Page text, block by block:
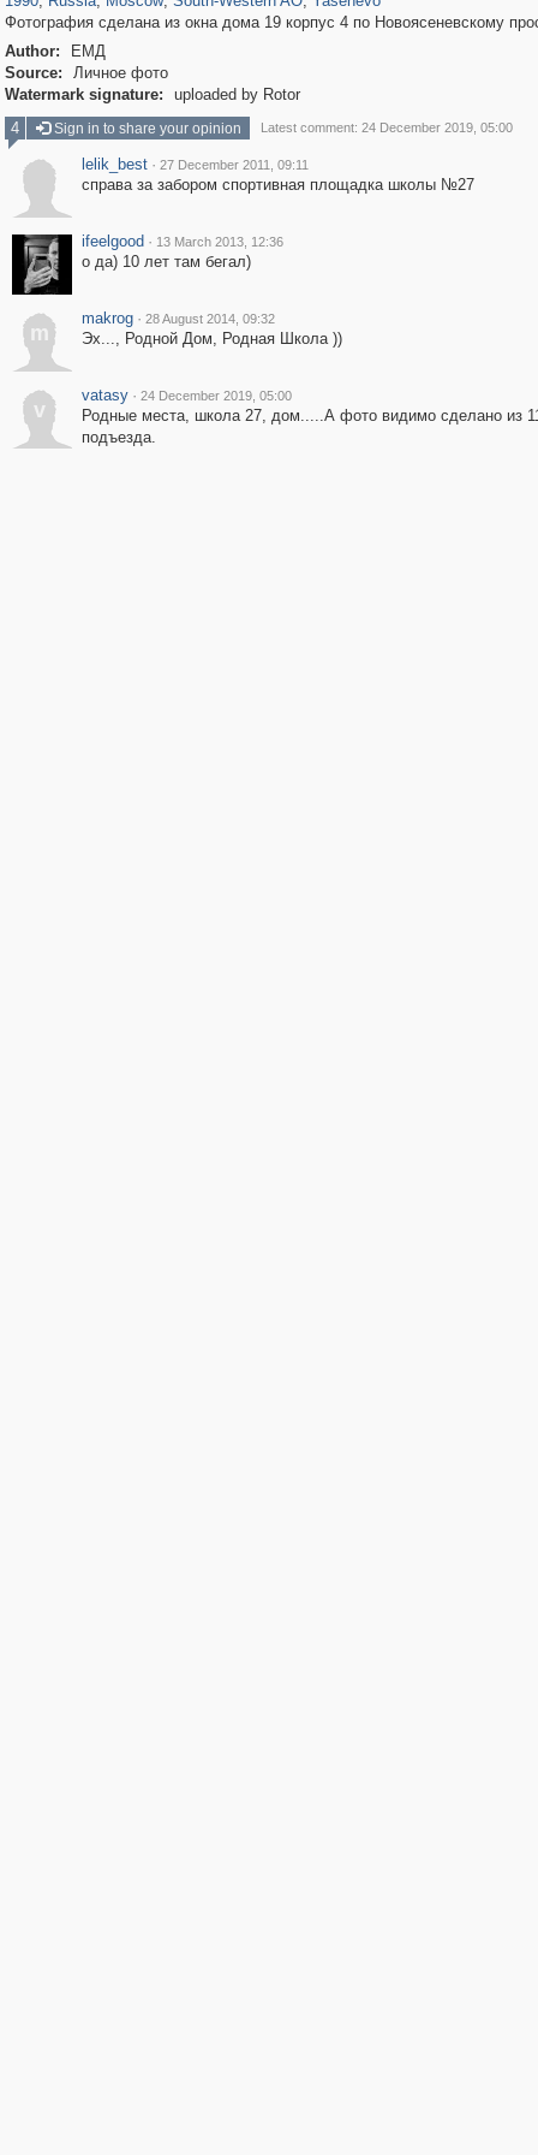
Фотография сделана из окна дома 19 корпус 4 по Новоясеневскому
Author:
ЕМД
Source:
Личное фото
Watermark signature:
uploaded by Rotor
4
Sign in to share your opinion Latest comment: 24 December 2019, 05:00
lelik_best · 27 December 2011, 09:11
справа за забором спортивная площадка школы №27
ifeelgood · 13 March 2013, 12:36
о да) 10 лет там бегал)
m
makrog · 28 August 2014, 09:32
Эх..., Родной Дом, Родная Школа ))
v
vatasy · 24 December 2019, 05:00
Родные места, школа 27, дом.....А фото видимо сделано из
подъезда.